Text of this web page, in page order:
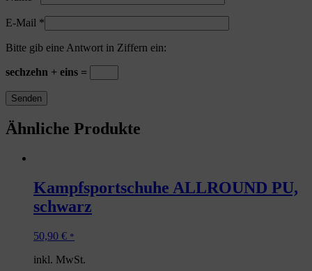
E-Mail *
Bitte gib eine Antwort in Ziffern ein:
sechzehn + eins =
Ähnliche Produkte
Kampfsportschuhe ALLROUND PU,
schwarz
50,90 € *
inkl. MwSt.